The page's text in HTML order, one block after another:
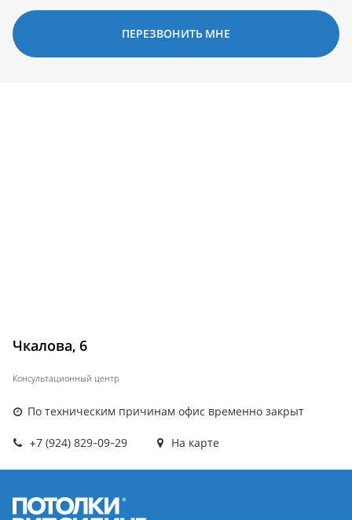
ПЕРЕЗВОНИТЬ МНЕ
Чкалова, 6
Консультационный центр
По техническим причинам офис временно закрыт
+7 (924) 829-09-29 На карте